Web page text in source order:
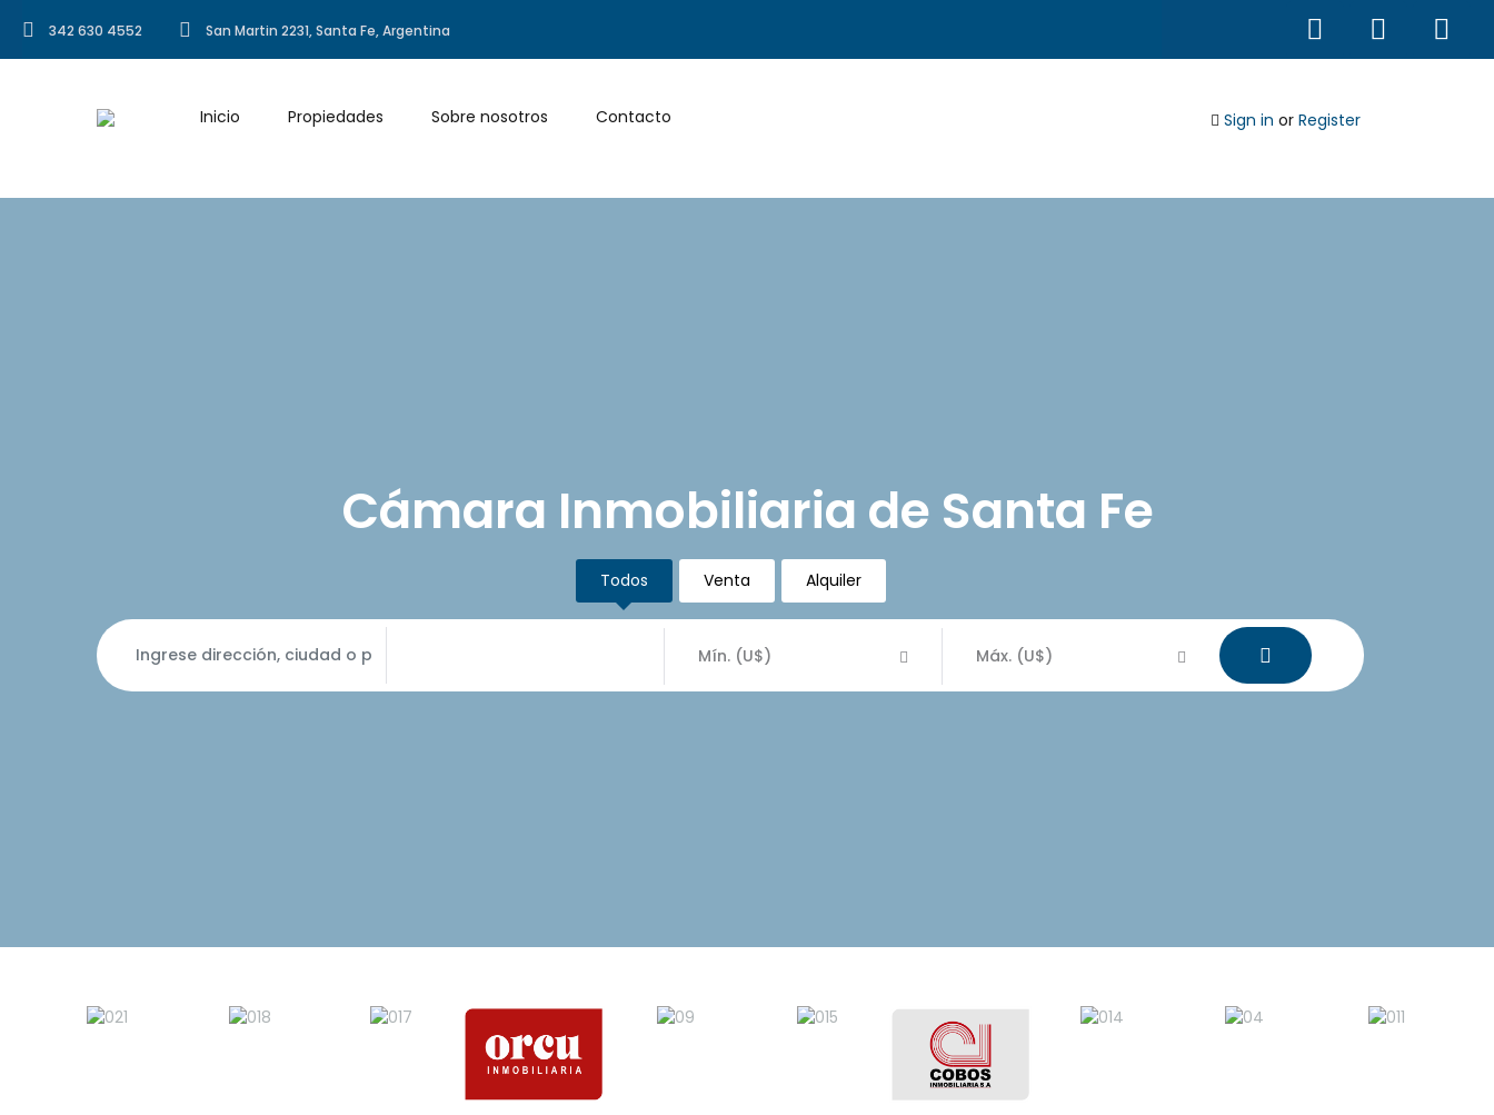
342 630 4552 San Martin 2231, Santa Fe, Argentina
Inicio Propiedades Sobre nosotros Contacto Sign in or Register
Cámara Inmobiliaria de Santa Fe
Todos Venta Alquiler
Mín. (U$) Máx. (U$)